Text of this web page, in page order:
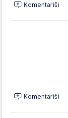
Komentariši
Komentariši